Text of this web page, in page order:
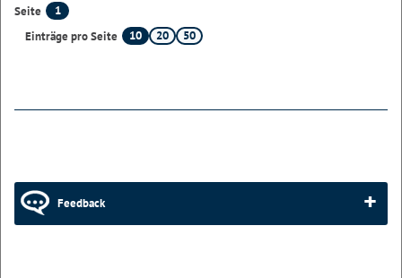
Seite
1
Einträge pro Seite
10 20 50
Feedback